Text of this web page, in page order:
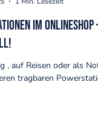
im
, auf Reisen oder als
Powerstationen hast du